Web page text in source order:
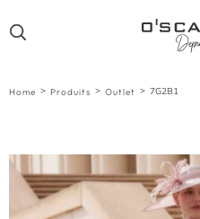
Home > Produits > Outlet > 7G2B1